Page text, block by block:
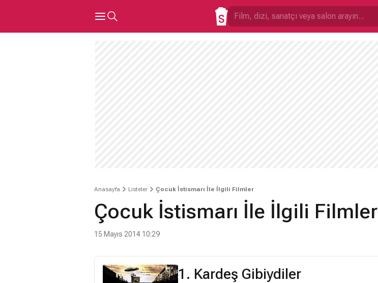
Anasayfa Listeler Çocuk İstismarı İle İlgili Filmler
Çocuk İstismarı İle İlgili Filmler
15 Mayıs 2014 10:29
1. Kardeş Gibiydiler